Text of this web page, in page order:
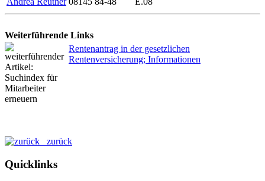
Weiterführende Links
Rentenantrag in der gesetzlichen
Rentenversicherung; Informationen
zurück
Quicklinks